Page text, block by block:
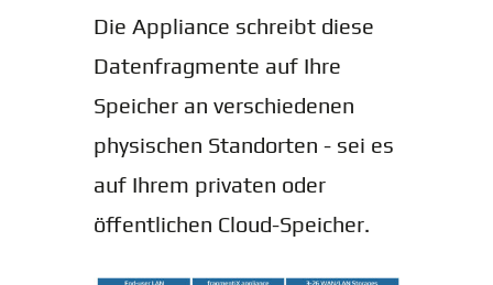
Die Appliance schreibt diese
Datenfragmente auf Ihre
Speicher an verschiedenen
physischen Standorten - sei es
auf Ihrem privaten oder
öffentlichen Cloud-Speicher.